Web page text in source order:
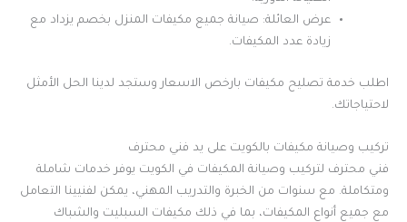
عرض العائلة: صيانة جميع مكيفات المنزل بخصم يزداد مع
زيادة عدد المكيفات.
اطلب خدمة تصليح مكيفات بارخص الاسعار وستجد لدينا الحل الأمثل
لاحتياجاتك.
تركيب وصيانة مكيفات بالكويت على يد فني محترف
فني محترف لتركيب وصيانة المكيفات في الكويت يوفر خدمات شاملة
ومتكاملة. مع سنوات من الخبرة والتدريب المهني، يمكن لفنيينا التعامل
مع جميع أنواع المكيفات، بما في ذلك مكيفات السبليت والشباك